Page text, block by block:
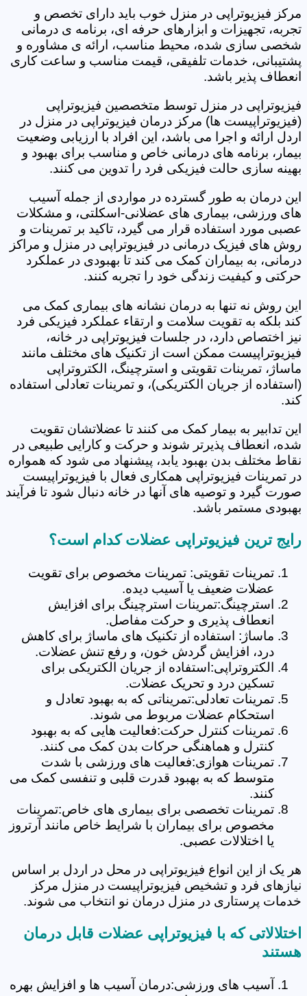
مرکز فیزیوتراپی در منزل خوب باید دارای تخصص و
تجربه، تجهیزات و ابزارهای حرفه ای، برنامه ی درمانی
شخصی سازی شده، محیط مناسب، ارائه ی مشاوره و
پشتیبانی، خدمات تلفیقی، قیمت مناسب و ساعت کاری
انعطاف پذیر باشد.
فیزیوتراپی در منزل توسط متخصصین فیزیوتراپی
(فیزیوتراپیست ها) مرکز درمان فیزیوتراپی در منزل در
اردل ارائه و اجرا می باشد، این افراد با ارزیابی وضعیت
بیمار، برنامه های درمانی خاص و مناسب برای بهبود و
بهینه سازی حالت فیزیکی فرد را تدوین می کنند.
این درمان به طور گسترده در مواردی از جمله آسیب
های ورزشی، بیماری های عضلانی-اسکلتی، و مشکلات
عصبی مورد استفاده قرار می گیرد، تاکید بر تمرینات و
روش های فیزیک درمانی در فیزیوتراپی در منزل و مراکز
درمانی، به بیماران کمک می کند تا بهبودی در عملکرد
حرکتی و کیفیت زندگی خود را تجربه کنند.
این روش نه تنها به درمان نشانه های بیماری کمک می
کند بلکه به تقویت سلامت و ارتقاء عملکرد فیزیکی فرد
نیز اختصاص دارد، در جلسات فیزیوتراپی در خانه،
فیزیوتراپیست ممکن است از تکنیک های مختلف مانند
ماساژ، تمرینات تقویتی و استرچینگ، الکتروتراپی
(استفاده از جریان الکتریکی)، و تمرینات تعادلی استفاده
کند.
این تدابیر به بیمار کمک می کنند تا عضلاتشان تقویت
شده، انعطاف پذیرتر شوند و حرکت و کارایی طبیعی در
نقاط مختلف بدن بهبود یابد، پیشنهاد می شود که همواره
در تمرینات فیزیوتراپی همکاری فعال با فیزیوتراپیست
صورت گیرد و توصیه های آنها در خانه دنبال شود تا فرآیند
بهبودی مستمر باشد.
رایج ترین فیزیوتراپی عضلات کدام است؟
تمرینات تقویتی: تمرینات مخصوص برای تقویت
عضلات ضعیف یا آسیب دیده.
استرچینگ:تمرینات استرچینگ برای افزایش
انعطاف پذیری و حرکت مفاصل.
ماساژ: استفاده از تکنیک های ماساژ برای کاهش
درد، افزایش گردش خون، و رفع تنش عضلات.
الکتروتراپی:استفاده از جریان الکتریکی برای
تسکین درد و تحریک عضلات.
تمرینات تعادلی:تمریناتی که به بهبود تعادل و
استحکام عضلات مربوط می شوند.
تمرینات کنترل حرکت:فعالیت هایی که به بهبود
کنترل و هماهنگی حرکات بدن کمک می کنند.
تمرینات هوازی:فعالیت های ورزشی با شدت
متوسط که به بهبود قدرت قلبی و تنفسی کمک می
کنند.
تمرینات تخصصی برای بیماری های خاص:تمرینات
مخصوص برای بیماران با شرایط خاص مانند آرتروز
یا اختلالات عصبی.
هر یک از این انواع فیزیوتراپی در محل در اردل بر اساس
نیازهای فرد و تشخیص فیزیوتراپیست در منزل مرکز
خدمات پرستاری در منزل درمان نو انتخاب می شوند.
اختلالاتی که با فیزیوتراپی عضلات قابل درمان
هستند
آسیب های ورزشی:درمان آسیب ها و افزایش بهره